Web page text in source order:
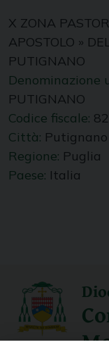
X ZONA
APOSTOLO »
PUTIGNANO
Denominazione
PUTIGNANO
Codice fiscale:
Città: Putignano
Regione: Puglia
Paese: Italia